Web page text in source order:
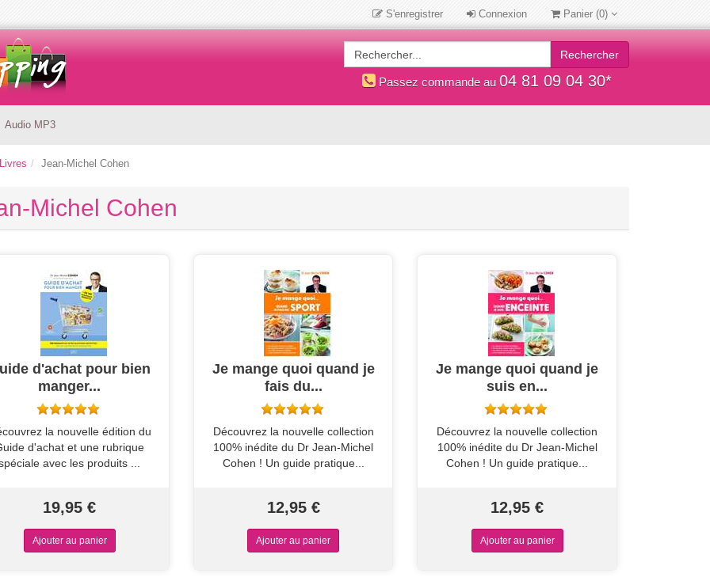
S'enregistrer Connexion Panier (0)
Rechercher
Passez commande au 04 81 09 04 30*
Audio MP3
Livres Jean-Michel Cohen
Michel Cohen
d'achat pour bien
manger...
la nouvelle édition du
d'achat et une rubrique
avec les produits ...
19,95 €
Je mange quoi quand je
fais du...
Découvrez la nouvelle collection
100% inédite du Dr Jean-Michel
Cohen ! Un guide pratique...
12,95 €
Je mange quoi quand je
suis en...
Découvrez la nouvelle collection
100% inédite du Dr Jean-Michel
Cohen ! Un guide pratique...
12,95 €